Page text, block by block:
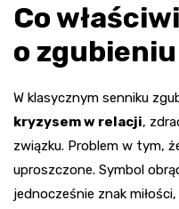
Co
o
W klasycznym senniku
kryzysem w relacji,
związku. Problem w tym,
uproszczone. Symbol
jednocześnie znak